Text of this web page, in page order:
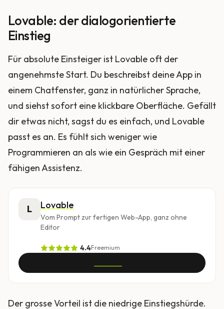
Lovable: der dialogorientierte
Einstieg
Für absolute Einsteiger ist Lovable oft der
angenehmste Start. Du beschreibst deine App in
einem Chatfenster, ganz in natürlicher Sprache,
und siehst sofort eine klickbare Oberfläche. Gefällt
dir etwas nicht, sagst du es einfach, und Lovable
passt es an. Es fühlt sich weniger wie
Programmieren an als wie ein Gespräch mit einer
fähigen Assistenz.
L Lovable
Vom Prompt zur fertigen Web-App, ganz ohne
Editor
4.4Freemium
Der grosse Vorteil ist die niedrige Einstiegshürde.